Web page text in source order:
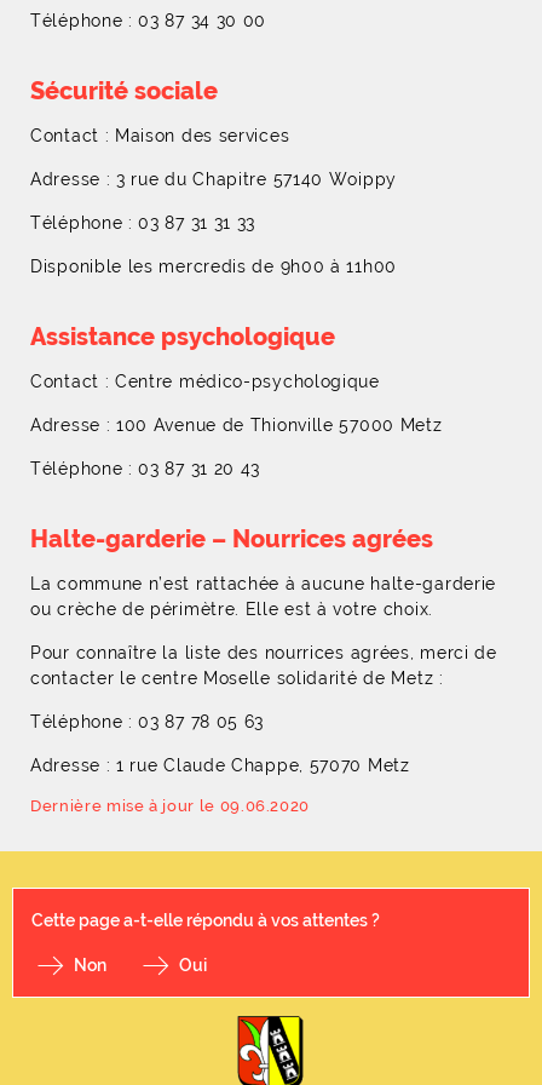
Téléphone : 03 87 34 30 00
Sécurité sociale
Contact : Maison des services
Adresse : 3 rue du Chapitre 57140 Woippy
Téléphone : 03 87 31 31 33
Disponible les mercredis de 9h00 à 11h00
Assistance psychologique
Contact : Centre médico-psychologique
Adresse : 100 Avenue de Thionville 57000 Metz
Téléphone : 03 87 31 20 43
Halte-garderie – Nourrices agrées
La commune n’est rattachée à aucune halte-garderie
ou crèche de périmètre. Elle est à votre choix.
Pour connaître la liste des nourrices agrées, merci de
contacter le centre Moselle solidarité de Metz :
Téléphone : 03 87 78 05 63
Adresse : 1 rue Claude Chappe, 57070 Metz
Dernière mise à jour le 09.06.2020
Cette page a-t-elle répondu à vos attentes ?
Non Oui